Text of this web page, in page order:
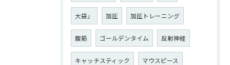
大袋」 加圧 加圧トレーニング
腹筋 ゴールデンタイム 反射神経
キャッチスティック マウスピース